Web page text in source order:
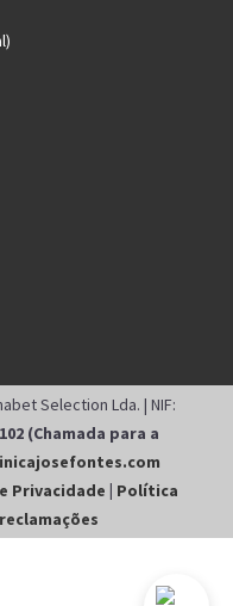
Selection Lda. | NIF:
(Chamada para a
Privacidade
Política